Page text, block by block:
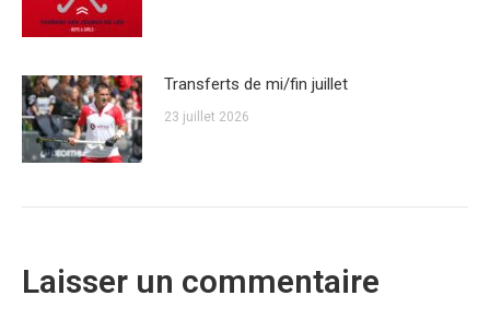
Transferts de mi/fin juillet
23 juillet 2026
Laisser un commentaire